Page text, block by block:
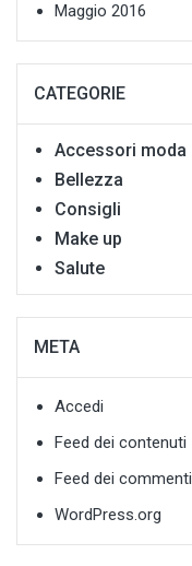
Maggio 2016
CATEGORIE
Accessori moda
Bellezza
Consigli
Make up
Salute
META
Accedi
Feed dei contenuti
Feed dei commenti
WordPress.org